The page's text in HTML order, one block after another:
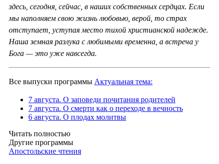
здесь, сегодня, сейчас, в наших собственных сердцах. Если
мы наполняем свою жизнь любовью, верой, то страх
отступает, уступая место тихой христианской надежде.
Наша земная разлука с любимыми временна, а встреча у
Бога — это уже навсегда.
Все выпуски программы Актуальная тема:
7 августа. О заповеди почитания родителей
7 августа. О смерти как о переходе в вечность
6 августа. О плодах молитвы
Читать полностью
Другие программы
Апостольские чтения